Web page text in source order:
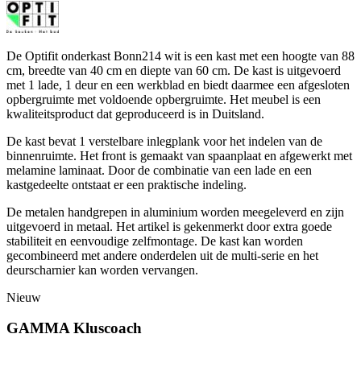
De Optifit onderkast Bonn214 wit is een kast met een hoogte van 88
cm, breedte van 40 cm en diepte van 60 cm. De kast is uitgevoerd
met 1 lade, 1 deur en een werkblad en biedt daarmee een afgesloten
opbergruimte met voldoende opbergruimte. Het meubel is een
kwaliteitsproduct dat geproduceerd is in Duitsland.
De kast bevat 1 verstelbare inlegplank voor het indelen van de
binnenruimte. Het front is gemaakt van spaanplaat en afgewerkt met
melamine laminaat. Door de combinatie van een lade en een
kastgedeelte ontstaat er een praktische indeling.
De metalen handgrepen in aluminium worden meegeleverd en zijn
uitgevoerd in metaal. Het artikel is gekenmerkt door extra goede
stabiliteit en eenvoudige zelfmontage. De kast kan worden
gecombineerd met andere onderdelen uit de multi-serie en het
deurscharnier kan worden vervangen.
Nieuw
GAMMA Kluscoach